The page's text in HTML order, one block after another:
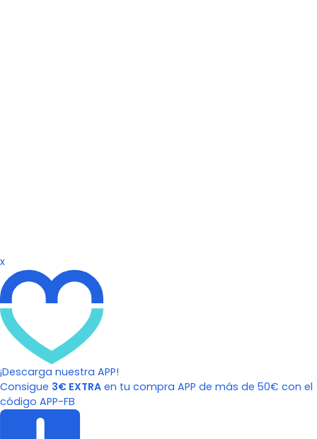
x
¡Descarga nuestra APP!
Consigue 3€ EXTRA en tu compra APP de más de 50€ con el
código APP-FB